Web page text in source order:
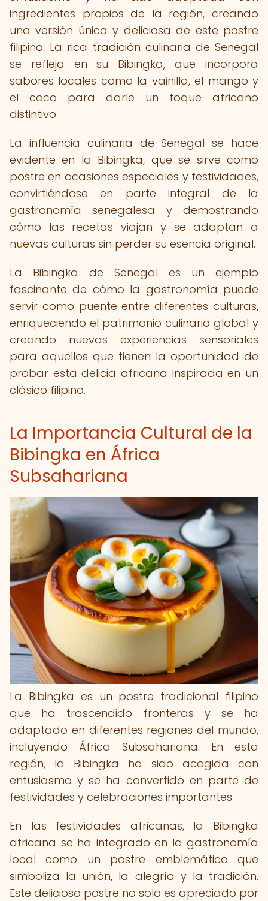
ingredientes propios de la región, creando
una versión única y deliciosa de este postre
filipino. La rica tradición culinaria de Senegal
se refleja en su Bibingka, que incorpora
sabores locales como la vainilla, el mango y
el coco para darle un toque africano
distintivo.
La influencia culinaria de Senegal se hace
evidente en la Bibingka, que se sirve como
postre en ocasiones especiales y festividades,
convirtiéndose en parte integral de la
gastronomía senegalesa y demostrando
cómo las recetas viajan y se adaptan a
nuevas culturas sin perder su esencia original.
La Bibingka de Senegal es un ejemplo
fascinante de cómo la gastronomía puede
servir como puente entre diferentes culturas,
enriqueciendo el patrimonio culinario global y
creando nuevas experiencias sensoriales
para aquellos que tienen la oportunidad de
probar esta delicia africana inspirada en un
clásico filipino.
La Importancia Cultural de la
Bibingka en África
Subsahariana
La Bibingka es un postre tradicional filipino
que ha trascendido fronteras y se ha
adaptado en diferentes regiones del mundo,
incluyendo África Subsahariana. En esta
región, la Bibingka ha sido acogida con
entusiasmo y se ha convertido en parte de
festividades y celebraciones importantes.
En las festividades africanas, la Bibingka
africana se ha integrado en la gastronomía
local como un postre emblemático que
simboliza la unión, la alegría y la tradición.
Este delicioso postre no solo es apreciado por